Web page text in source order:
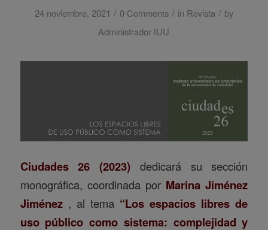
24 noviembre, 2021 / 0 Comments / in Revista / by
Administrador IUU
Ciudades 26 (2023) dedicará su sección
monográfica, coordinada por Marina Jiménez
Jiménez, al tema “Los espacios libres de
uso público como sistema: complejidad y